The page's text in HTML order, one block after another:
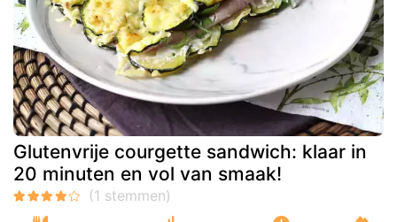
Glutenvrije courgette sandwich: klaar in
20 minuten en vol van smaak!